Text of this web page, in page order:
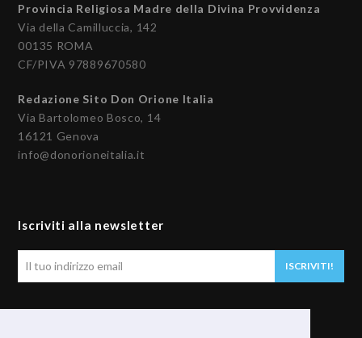
Provincia Religiosa Madre della Divina Provvidenza
Via della Camilluccia, 142
00135 ROMA
CF/PIVA 97889670580
Redazione Sito Don Orione Italia
Via Bartolomeo Bosco, 14
16121 Genova
info@donorioneitalia.it
Iscriviti alla newsletter
ISCRIVITI!